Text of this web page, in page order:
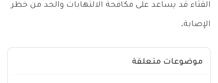
القثاء قد يساعد على مكافحة الالتهابات والحد من خطر
الإصابة.
موضوعات متعلقة